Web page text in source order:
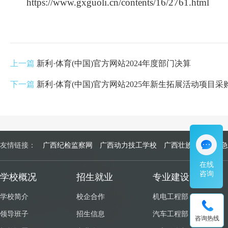
https://www.gxguoli.cn/contents/16/2761.html
上一篇 新利·体育(中国)官方网站2024年度部门决算
下一篇 新利·体育(中国)官方网站2025年新生拓展活动项目
友情链接： 广西纪检监察网 广西动力技工学校 广西壮族自治区应
学校概况
学校简介
领导班子
招生就业
校企合作
招生信息
专业建设
机电工程部
汽车工程部
在线
咨询
咨询热线